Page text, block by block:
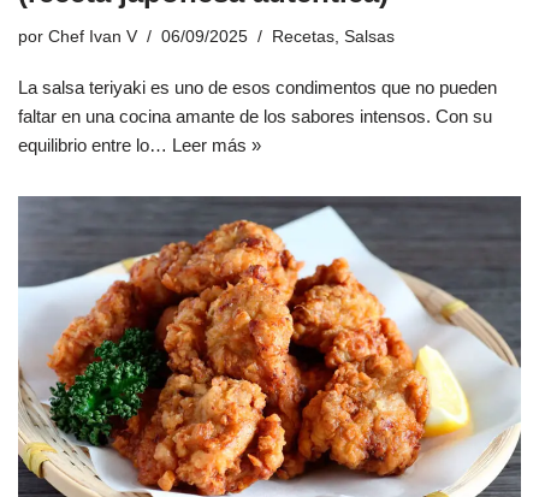
por Chef Ivan V 06/09/2025 Recetas, Salsas
La salsa teriyaki es uno de esos condimentos que no pueden
faltar en una cocina amante de los sabores intensos. Con su
equilibrio entre lo… Leer más »